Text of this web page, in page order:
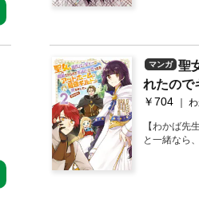
わよね!?全
作書き下ろ
収集してい
ら私が知ら
い……。何
んだ矢先、
急に突撃し
するの～～
ないコトは
マンガ
聖
れたので
な最強
2巻【描
【わかば先
成ファンタ
原作・白露